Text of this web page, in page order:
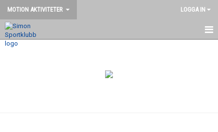
MOTION AKTIVITETER LOGGA IN
VÄLKOMMEN